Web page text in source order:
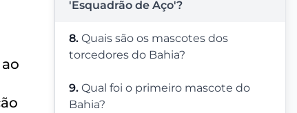
'Esquadrão de Aço'?
8. Quais são os mascotes dos
torcedores do Bahia?
9. Qual foi o primeiro mascote do
Bahia?